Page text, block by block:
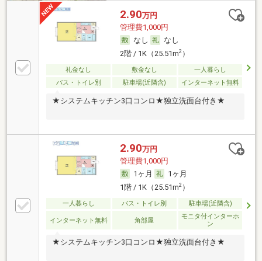
2.90万円
管理費1,000円
なし
なし
2階 / 1K（25.51m2）
礼金なし 敷金なし
一人暮らし
バス・トイレ別
駐車場(近隣含) インターネット無料
★システムキッチン3口コンロ★独立洗面台付き★
2.90万円
管理費1,000円
1ヶ月
1ヶ月
1階 / 1K（25.51m2）
一人暮らし バス・トイレ別 駐車場(近隣含)
インターネット無料 角部屋
モニタ付インターホ
ン
★システムキッチン3口コンロ★独立洗面台付き★